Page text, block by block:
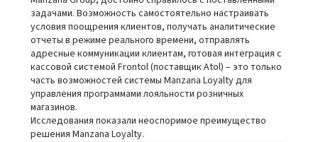
задачами. Возможность самостоятельно настраивать
условия поощрения клиентов, получать аналитические
отчеты в режиме реального времени, отправлять
адресные коммуникации клиентам, готовая интеграция с
кассовой системой Frontol (поставщик Atol) – это только
часть возможностей системы Manzana Loyalty для
управления программами лояльности розничных
магазинов.
Исследования показали неоспоримое преимущество
решения Manzana Loyalty.